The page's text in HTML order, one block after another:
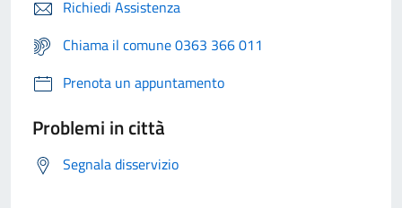
Richiedi Assistenza
Chiama il comune 0363 366 011
Prenota un appuntamento
Problemi in città
Segnala disservizio